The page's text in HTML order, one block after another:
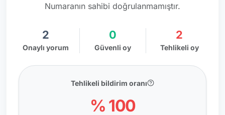
Numaranın sahibi doğrulanmamıştır.
2
Onaylı yorum
0
Güvenli oy
2
Tehlikeli oy
Tehlikeli bildirim oranı
% 100